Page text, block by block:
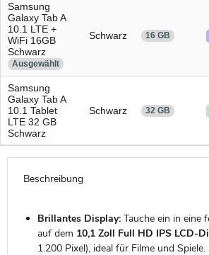
Samsung
Galaxy Tab A
10.1 LTE +
WiFi 16GB
Schwarz
Ausgewählt
Schwarz 16 GB
Samsung
Galaxy Tab A
10.1 Tablet
LTE 32 GB
Schwarz
Schwarz 32 GB
Beschreibung
Brillantes Display:Tauche ein in eine
auf dem 10,1 Zoll Full HD IPS LCD-
1.200 Pixel), ideal für Filme und Spiele.